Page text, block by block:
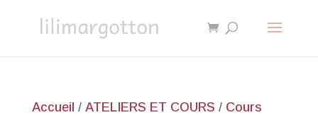
Accueil / ATELIERS ET COURS / Cours